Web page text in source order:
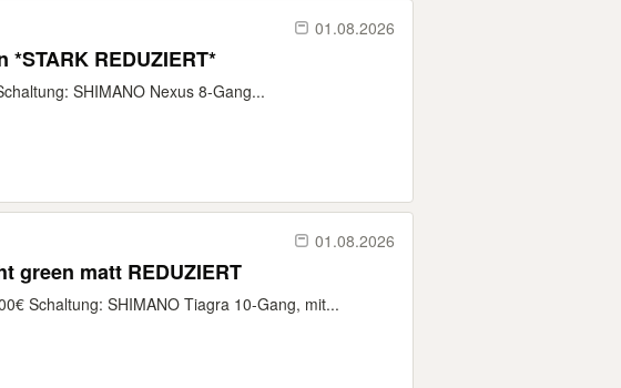
01.08.2026
S8 ZR F opal green *STARK REDUZIERT*
SHIMANO Nexus 8-Gang...
01.08.2026
green matt REDUZIERT
Schaltung: SHIMANO Tiagra 10-Gang, mit...